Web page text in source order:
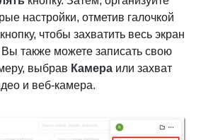
настройки, отметив галочкой
кнопку, чтобы захватить весь экран
также можете записать свою
выбрав Камера или захват
и веб-камера.